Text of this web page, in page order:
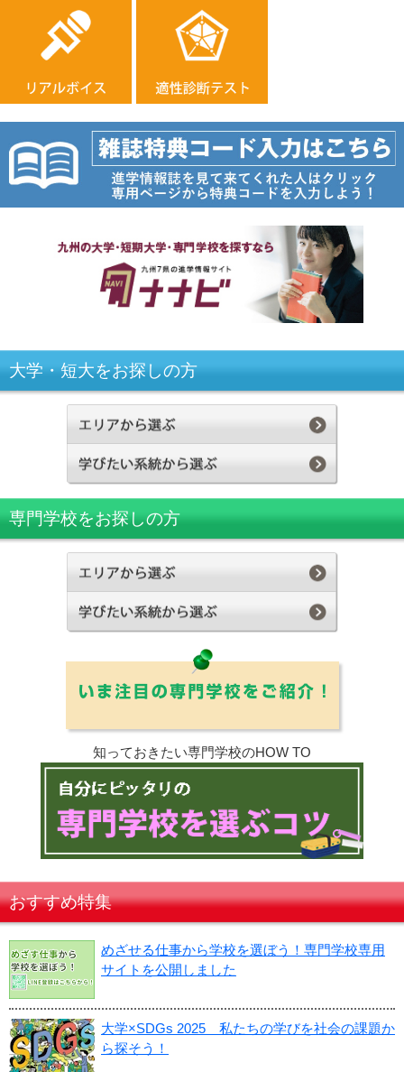
大学・短大をお探しの方
専門学校をお探しの方
知っておきたい専門学校のHOW TO
おすすめ特集
めざせる仕事から学校を選ぼう！専門学校専用
サイトを公開しました
大学×SDGs 2025 私たちの学びを社会の課題か
ら探そう！